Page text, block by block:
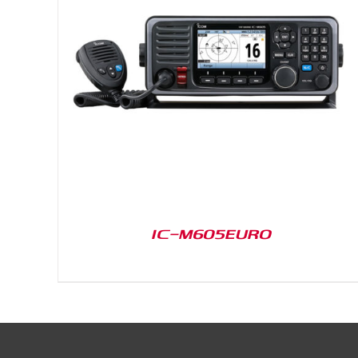
IC-M605EURO
DETAILS